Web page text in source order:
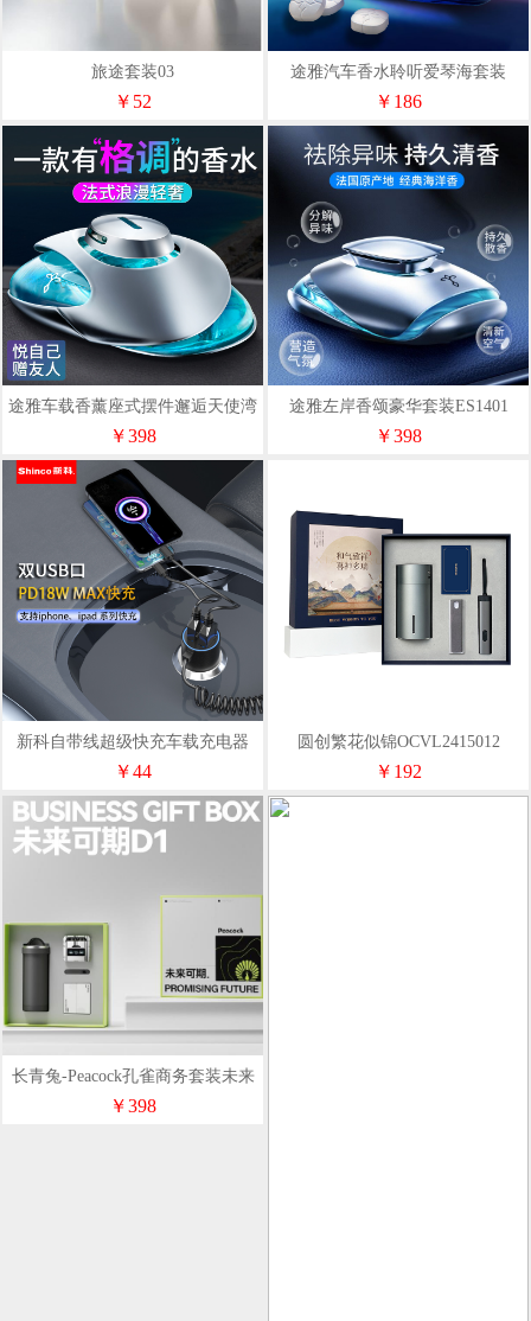
旅途套装03
￥52
途雅汽车香水聆听爱琴海套装
ES2001
￥186
途雅车载香薰座式摆件邂逅天使湾
豪华套装ES1701
￥398
途雅左岸香颂豪华套装ES1401
￥398
新科自带线超级快充车载充电器
A02S
￥44
圆创繁花似锦OCVL2415012
￥192
长青兔-Peacock孔雀商务套装未来
可期D1套装
￥398